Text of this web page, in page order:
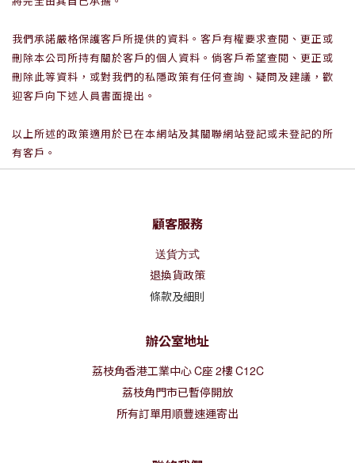
我們承諾嚴格保護客戶所提供的資料。客戶有權要求查閱、更正或
刪除本公司所持有關於客戶的個人資料。倘客戶希望查閱、更正或
刪除此等資料，或對我們的私隱政策有任何查詢、疑問及建議，歡
迎客戶向下述人員書面提出。
以上所述的政策適用於已在本網站及其關聯網站登記或未登記的所
有客戶。
顧客服務
送貨方式
退換貨政策
條款及細則
辦公室地址
荔枝角香港工業中心C座2樓C12C
荔枝角門市已暫停開放
所有訂單用順豐速運寄出